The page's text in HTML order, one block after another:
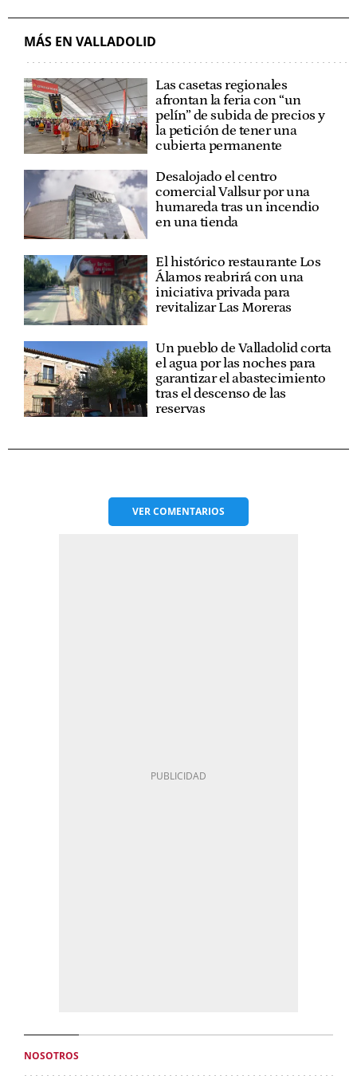
MÁS EN VALLADOLID
Las casetas regionales
afrontan la feria con “un
pelín” de subida de precios y
la petición de tener una
cubierta permanente
Desalojado el centro
comercial Vallsur por una
humareda tras un incendio
en una tienda
El histórico restaurante Los
Álamos reabrirá con una
iniciativa privada para
revitalizar Las Moreras
Un pueblo de Valladolid corta
el agua por las noches para
garantizar el abastecimiento
tras el descenso de las
reservas
VERCOMENTARIOS
NOSOTROS